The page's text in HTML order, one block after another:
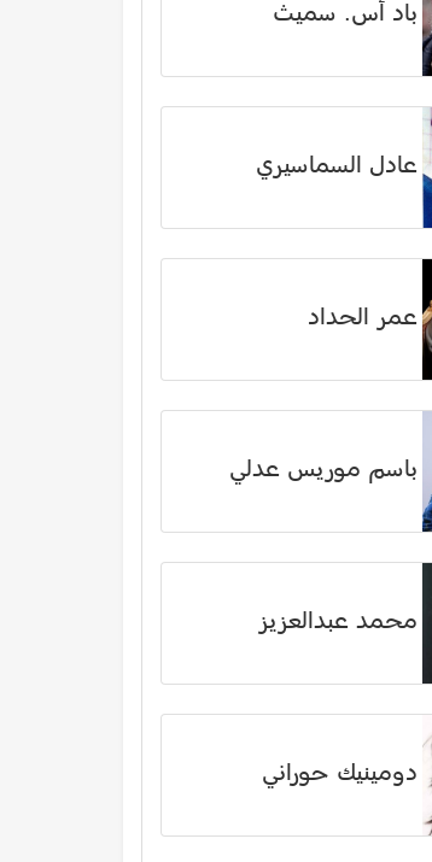
باد أس. سميث
عادل السماسيري
عمر الحداد
باسم موريس عدلي
محمد عبدالعزيز
دومينيك حوراني